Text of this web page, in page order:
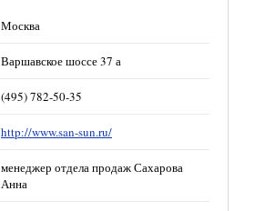
Москва
Варшавское шоссе 37 а
(495) 782-50-35
http://www.san-sun.ru/
менеджер отдела продаж Сахарова
Анна